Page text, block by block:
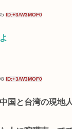
ID:+3/W3MOF0
ID:+3/W3MOF0
国と台湾の現地